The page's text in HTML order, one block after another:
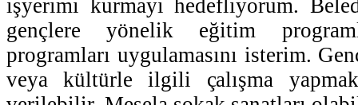
işyerimi kurmayı hedefliyorum.
gençlere yönelik eğitim
programları uygulamasını isterim.
veya kültürle ilgili çalışma